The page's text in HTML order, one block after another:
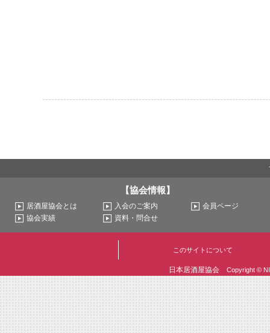
【協会情報】
居酒屋協会とは
協会実績
入会のご案内
資料・問合せ
会員ページ
このサイトについて
日本居酒屋協会 Copyright ©